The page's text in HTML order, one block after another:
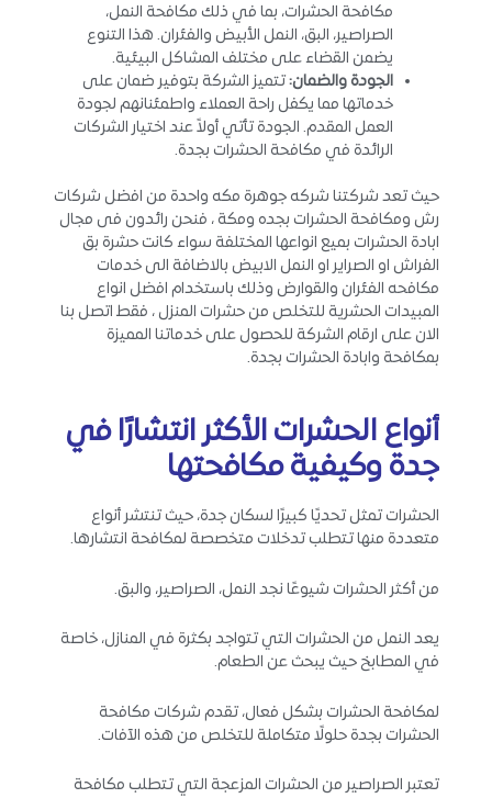
مكافحة الحشرات، بما في ذلك مكافحة النمل،
الصراصير، البق، النمل الأبيض والفئران. هذا التنوع
يضمن القضاء على مختلف المشاكل البيئية.
الجودة والضمان:تتميز الشركة بتوفير ضمان على
خدماتها مما يكفل راحة العملاء واطمئنانهم لجودة
العمل المقدم. الجودة تأتي أولاً عند اختيار الشركات
الرائدة في مكافحة الحشرات بجدة.
حيث تعد شركتنا شركه جوهرة مكه واحدة من افضل شركات
رش ومكافحة الحشرات بجده ومكة ، فنحن رائدون فى مجال
ابادة الحشرات بميع انواعها المختلفة سواء كانت حشرة بق
الفراش او الصراير او النمل الابيض بالاضافة الى خدمات
مكافحه الفئران والقوارض وذلك باستخدام افضل انواع
المبيدات الحشرية للتخلص من حشرات المنزل ، فقط اتصل بنا
الان على ارقام الشركة للحصول على خدماتنا المميزة
بمكافحة وابادة الحشرات بجدة.
أنواع الحشرات الأكثر انتشارًا في
جدة وكيفية مكافحتها
الحشرات تمثل تحديًا كبيرًا لسكان جدة، حيث تنتشر أنواع
متعددة منها تتطلب تدخلات متخصصة لمكافحة انتشارها.
من أكثر الحشرات شيوعًا نجد النمل، الصراصير، والبق.
يعد النمل من الحشرات التي تتواجد بكثرة في المنازل، خاصة
في المطابخ حيث يبحث عن الطعام.
لمكافحة الحشرات بشكل فعال، تقدم شركات مكافحة
الحشرات بجدة حلولًا متكاملة للتخلص من هذه الآفات.
تعتبر الصراصير من الحشرات المزعجة التي تتطلب مكافحة